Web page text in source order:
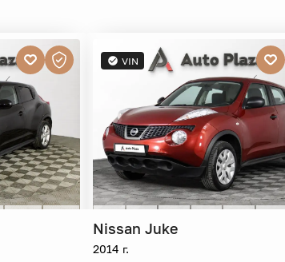
VIN
Nissan Juke
2014 г.